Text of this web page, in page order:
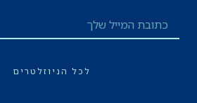
לכל הניוזלטרים